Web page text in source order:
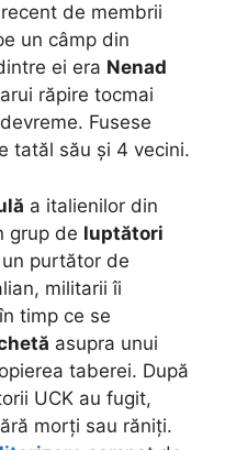
de membrii
un câmp din
ei era Nenad
răpire tocmai
Fusese
tatăl său și 4 vecini.
a italienilor din
grup de luptători
purtător de
militarii îi
timp ce se
asupra unui
taberei. După
UCK au fugit,
morți sau răniți.